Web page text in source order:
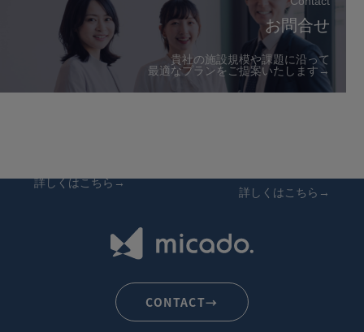
お問合せ
貴社の施設規模や課題に沿って
最適なプランをご提案いたします→
詳しくはこちら→
詳しくはこちら→
CONTACT→